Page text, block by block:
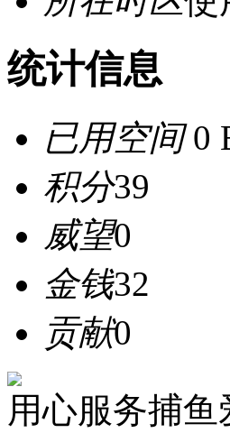
统计信息
已用空间0
积分39
威望0
金钱32
贡献0
用心服务捕鱼